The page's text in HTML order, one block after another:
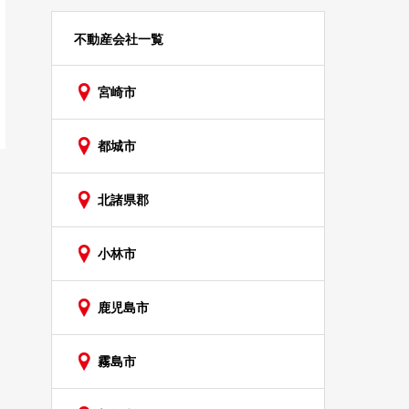
不動産会社一覧
宮崎市
都城市
北諸県郡
小林市
鹿児島市
霧島市